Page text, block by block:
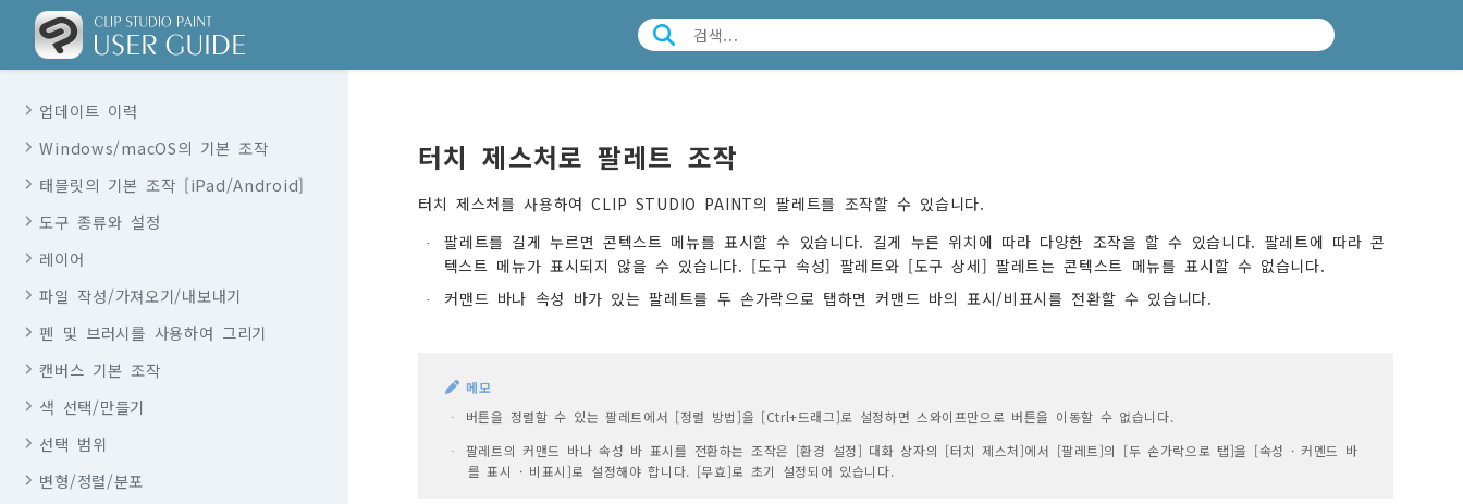
업데이트 이력
Windows/macOS의 기본 조작
태블릿의 기본 조작 [iPad/Android]
도구 종류와 설정
레이어
파일 작성/가져오기/내보내기
펜 및 브러시를 사용하여 그리기
캔버스 기본 조작
색 선택/만들기
선택 범위
변형/정렬/분포
터치 제스처로 팔레트 조작
터치 제스처를 사용하여 CLIP STUDIO PAINT의 팔레트를 조작할 수 있습니다.
·
팔레트를 길게 누르면 콘텍스트 메뉴를 표시할 수 있습니다. 길게 누른 위치에 따라 다양한 조작을 할 수 있습니다. 팔레트에 따라 콘
텍스트 메뉴가 표시되지 않을 수 있습니다. [도구 속성] 팔레트와 [도구 상세] 팔레트는 콘텍스트 메뉴를 표시할 수 없습니다.
· 커맨드 바나 속성 바가 있는 팔레트를 두 손가락으로 탭하면 커맨드 바의 표시/비표시를 전환할 수 있습니다.
메모
· 버튼을 정렬할 수 있는 팔레트에서 [정렬 방법]을 [Ctrl+드래그]로 설정하면 스와이프만으로 버튼을 이동할 수 없습니다.
·
팔레트의 커맨드 바나 속성 바 표시를 전환하는 조작은 [환경 설정] 대화 상자의 [터치 제스처]에서 [팔레트]의 [두 손가락으로 탭]을 [속성 · 커멘드 바
를 표시 · 비표시]로 설정해야 합니다. [무효]로 초기 설정되어 있습니다.